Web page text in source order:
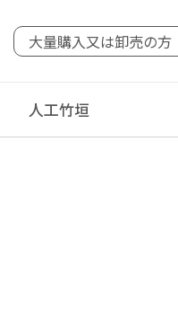
大量購入又は卸売の方
人工竹垣